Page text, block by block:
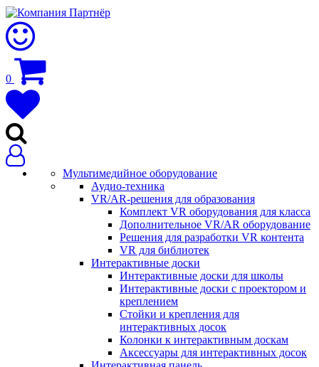
0
Мультимедийное оборудование
Аудио-техника
VR/AR-решения для образования
Комплект VR оборудования для класса
Дополнительное VR/AR оборудование
Решения для разработки VR контента
VR для библиотек
Интерактивные доски
Интерактивные доски для школы
Интерактивные доски с проектором и
креплением
Стойки и крепления для
интерактивных досок
Колонки к интерактивным доскам
Аксессуары для интерактивных досок